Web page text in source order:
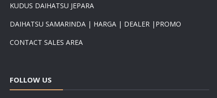
PROMO SIGRA DP 6 JUTA -
PROMO XENIA DP 7 JUTA -
PROMO DISKON TERIOS DP
MAX DP 7 JT HUB
KUDUS DAIHATSU JEPARA
DAIHATSU SAMARINDA | HARGA | DEALER |PROMO
CONTACT SALES AREA
FOLLOW US